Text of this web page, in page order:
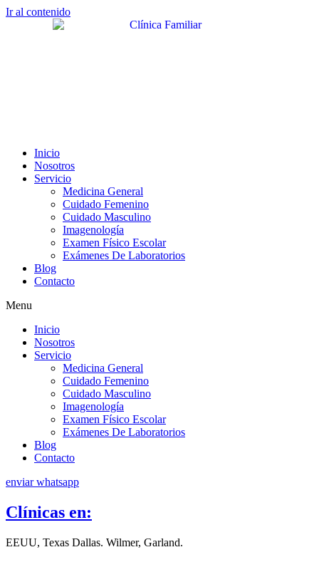
Ir al contenido
Inicio
Nosotros
Servicio
Medicina General
Cuidado Femenino
Cuidado Masculino
Imagenología
Examen Físico Escolar
Exámenes De Laboratorios
Blog
Contacto
Menu
Inicio
Nosotros
Servicio
Medicina General
Cuidado Femenino
Cuidado Masculino
Imagenología
Examen Físico Escolar
Exámenes De Laboratorios
Blog
Contacto
enviar whatsapp
Clínicas en:
EEUU, Texas Dallas. Wilmer, Garland.